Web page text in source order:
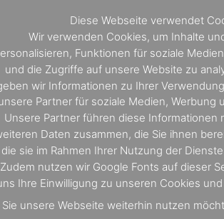
Normandie“ umfasst sechs
(Giverny), Rouen,
Diese Webseite verwendet
Wir verwenden Cookies, um Inhalte
Funktionen für soziale
und die Zugriffe auf unsere Website zu
wir Informationen zu Ihrer
Partner für soziale Medien, Werbung
Unsere Partner führen diese Informationen
Daten zusammen, die Sie ihnen
die sie im Rahmen Ihrer Nutzung der
Zudem nutzen wir Google Fonts auf dieser
Ihre Einwilligung zu unseren Cookies
Sie unsere Webseite weiterhin nutzen